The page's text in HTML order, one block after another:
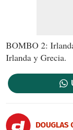
BOMBO 2:
Irlanda y Grecia.
DOUGLAS